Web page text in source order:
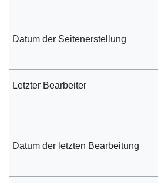
Datum der Seitenerstellung
Letzter Bearbeiter
Datum der letzten Bearbeitung